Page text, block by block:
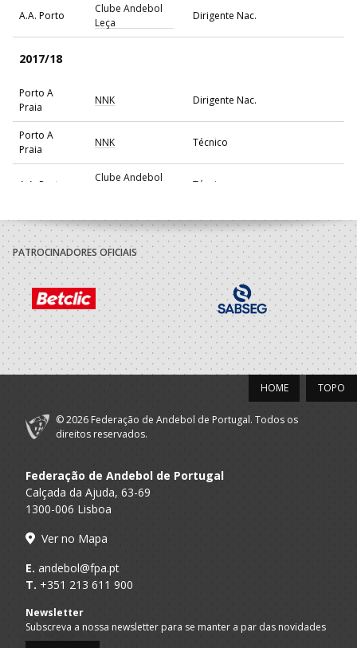
A.A. Porto
Clube Andebol
Leça
Dirigente Nac.
2017/18
Porto A
Praia
NNK Dirigente Nac.
Porto A
Praia
NNK Técnico
A.A. Porto
Clube Andebol
Técnico
2016/17
Porto A
Praia
4FUN Técnico
A.A. Porto
FUTEBOL CLUBE
INFESTA
Técnico
2015/16
A.A. Porto
Clube Andebol
2014/15
Clube Andebol
2013/14
A.A. Porto
Clube Andebol
PATROCINADORES OFICIAIS
TOPO
HOME
© 2026 Federação de Andebol de Portugal. Todos os
direitos reservados.
Federação de Andebol de Portugal
Calçada da Ajuda, 63-69
1300-006 Lisboa
Ver no Mapa
E. andebol@fpa.pt
T. +351 213 611 900
Newsletter
Subscreva a nossa newsletter para se manter a par das novidades